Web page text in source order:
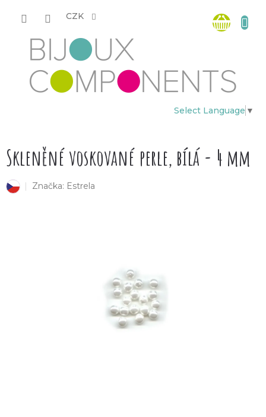
CZK
Select Language ▼
košík
Skleněné voskované perle, bílá - 4 mm
Značka: Estrela